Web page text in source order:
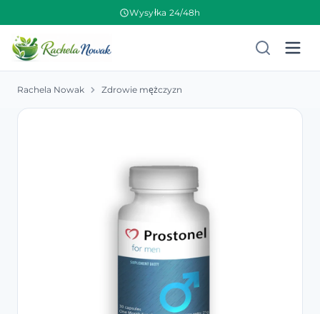
Wysyłka 24/48h
Rachela Nowak Zdrowie mężczyzn